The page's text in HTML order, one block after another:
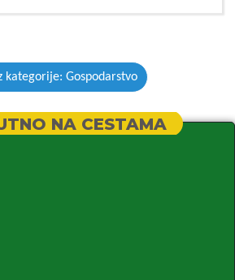
kategorije: Gospodarstvo
NA CESTAMA